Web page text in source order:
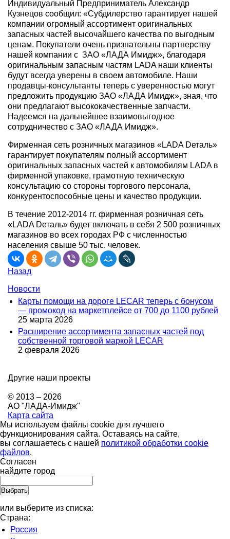
Индивидуальный Предприниматель Александр
Кузнецов сообщил: «Субдилерство гарантирует нашей
компании огромный ассортимент оригинальных
запасных частей высочайшего качества по выгодным
ценам. Покупатели очень признательны партнерству
нашей компании с ЗАО «ЛАДА Имидж», благодаря
оригинальным запасным частям LADA наши клиенты
будут всегда уверены в своем автомобиле. Наши
продавцы-консультанты теперь с уверенностью могут
предложить продукцию ЗАО «ЛАДА Имидж», зная, что
они предлагают высококачественные запчасти.
Надеемся на дальнейшее взаимовыгодное
сотрудничество с ЗАО «ЛАДА Имидж».
Фирменная сеть розничных магазинов «LADA Dеталь»
гарантирует покупателям полный ассортимент
оригинальных запасных частей к автомобилям LADA в
фирменной упаковке, грамотную техническую
консультацию со стороны торгового персонала,
конкурентоспособные цены и качество продукции.
В течение 2012-2014 гг. фирменная розничная сеть
«LADA Dеталь» будет включать в себя 2 500 розничных
магазинов во всех городах РФ с численностью
населения свыше 50 тыс. человек.
Назад
Новости
Карты помощи на дороге LECAR теперь с бонусом
— промокод на маркетплейсе от 700 до 1100 рублей
25 марта 2026
Расширение ассортимента запасных частей под
собственной торговой маркой LECAR
2 февраля 2026
Другие наши проекты
© 2013 – 2026
АО "ЛАДА-Имидж"
Карта сайта
Мы используем файлы cookie для лучшего
функционирования сайта. Оставаясь на сайте,
вы соглашаетесь с нашей политикой обработки cookie
файлов.
Согласен
найдите город
или выберите из списка:
Страна:
Россия